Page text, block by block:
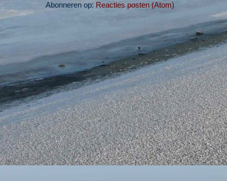
Abonneren op: Reacties posten (Atom)